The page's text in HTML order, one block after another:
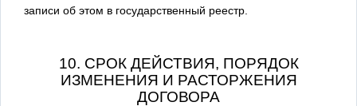
записи об этом в государственный реестр.
10. СРОК ДЕЙСТВИЯ, ПОРЯДОК
ИЗМЕНЕНИЯ И РАСТОРЖЕНИЯ
ДОГОВОРА